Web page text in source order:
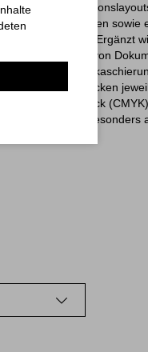
Gedanken sowie
Entscheidungen. Ergänzt
Strukturierung von
mit
Haftnotizblöcken
Der 4C-Druck
sich das Set besonders